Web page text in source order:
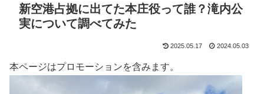
新空港占拠に出てた本庄役って誰？滝内公
実について調べてみた
2025.05.17 2024.05.03
本ページはプロモーションを含みます。